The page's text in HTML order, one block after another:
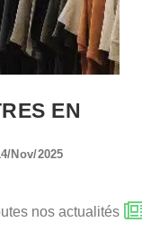
EN
Nov/2025
nos actualités